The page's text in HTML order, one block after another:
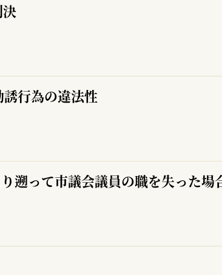
行為の違法性